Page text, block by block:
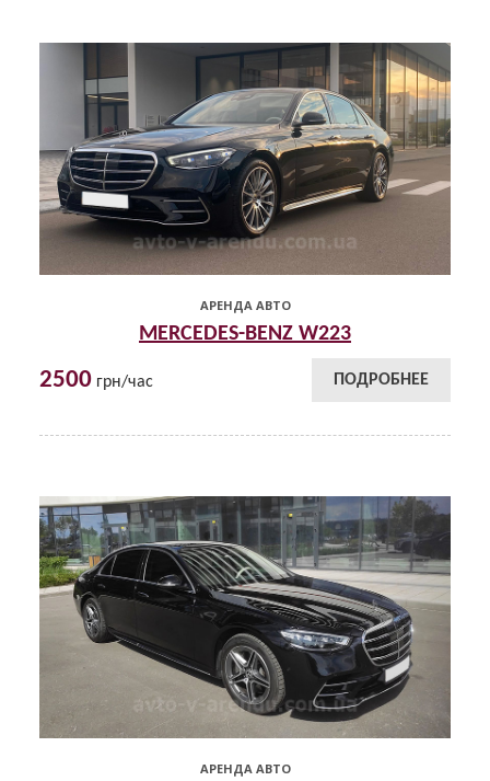
АРЕНДА АВТО
MERCEDES-BENZ W223
2500 грн/час ПОДРОБНЕЕ
АРЕНДА АВТО